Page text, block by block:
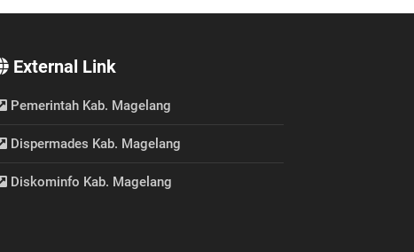
External Link
Pemerintah Kab. Magelang
Dispermades Kab. Magelang
Diskominfo Kab. Magelang